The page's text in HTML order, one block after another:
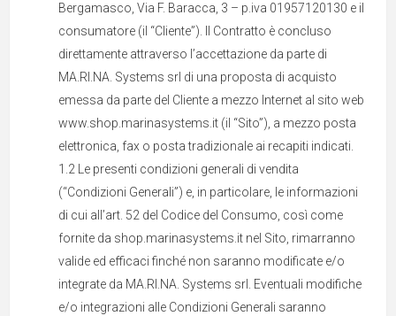
Bergamasco, Via F. Baracca, 3 – p.iva 01957120130 e il
consumatore (il “Cliente”). Il Contratto è concluso
direttamente attraverso l’accettazione da parte di
MA.RI.NA. Systems srl di una proposta di acquisto
emessa da parte del Cliente a mezzo Internet al sito web
www.shop.marinasystems.it (il “Sito”), a mezzo posta
elettronica, fax o posta tradizionale ai recapiti indicati.
1.2 Le presenti condizioni generali di vendita
(“Condizioni Generali”) e, in particolare, le informazioni
di cui all’art. 52 del Codice del Consumo, così come
fornite da shop.marinasystems.it nel Sito, rimarranno
valide ed efficaci finché non saranno modificate e/o
integrate da MA.RI.NA. Systems srl. Eventuali modifiche
e/o integrazioni alle Condizioni Generali saranno